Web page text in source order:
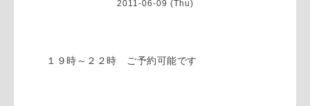
2011-06-09 (Thu)
１９時～２２時 ご予約可能です